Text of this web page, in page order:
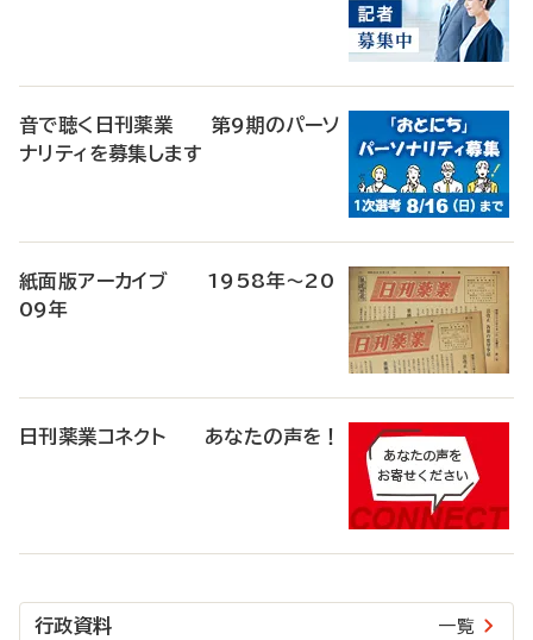
音で聴く日刊薬業 第9期のパーソ
ナリティを募集します
紙面版アーカイブ 1958年～20
09年
日刊薬業コネクト あなたの声を！
行政資料 一覧